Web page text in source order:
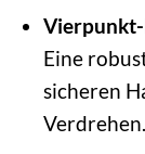
Eine
sicheren
Verdrehen.